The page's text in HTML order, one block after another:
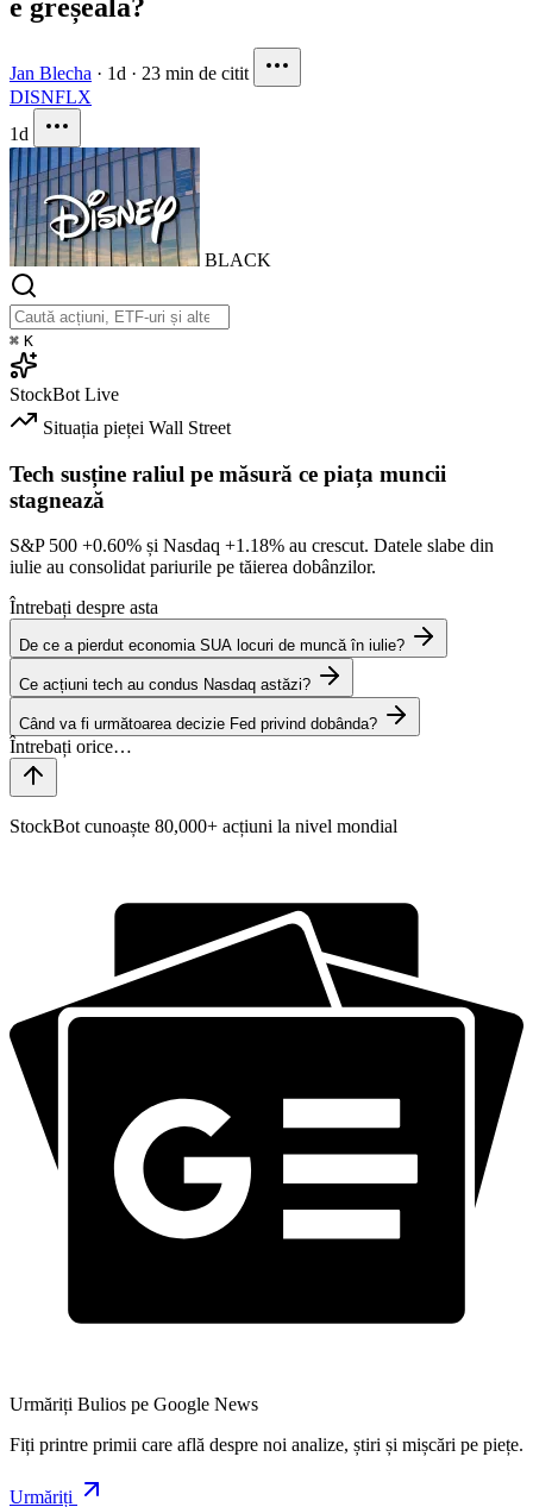
e greșeala?
Jan Blecha · 1d · 23 min de citit
DISNFLX
1d
BLACK
⌘ K
StockBot Live
Situația pieței Wall Street
Tech susține raliul pe măsură ce piața muncii
stagnează
S&P 500 +0.60% și Nasdaq +1.18% au crescut. Datele slabe din
iulie au consolidat pariurile pe tăierea dobânzilor.
Întrebați despre asta
De ce a pierdut economia SUA locuri de muncă în iulie?
Ce acțiuni tech au condus Nasdaq astăzi?
Când va fi următoarea decizie Fed privind dobânda?
StockBot cunoaște 80,000+ acțiuni la nivel mondial
Urmăriți Bulios pe Google News
Fiți printre primii care află despre noi analize, știri și mișcări pe piețe.
Urmăriți